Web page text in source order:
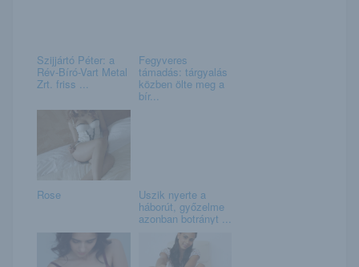
Szijjártó Péter: a
Rév-Bíró-Vart Metal
Zrt. friss ...
Fegyveres
támadás: tárgyalás
közben ölte meg a
bír...
Rose Uszik nyerte a
háborút, győzelme
azonban botrányt ...